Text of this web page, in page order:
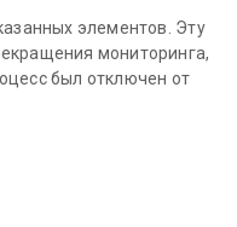
элементов. Эту
мониторинга,
был отключен от